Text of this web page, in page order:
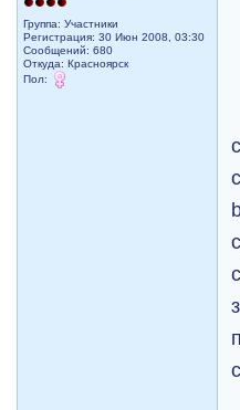
Группа: Участники
Регистрация: 30 Июн 2008, 03:30
Сообщений: 680
Откуда: Красноярск
Пол: